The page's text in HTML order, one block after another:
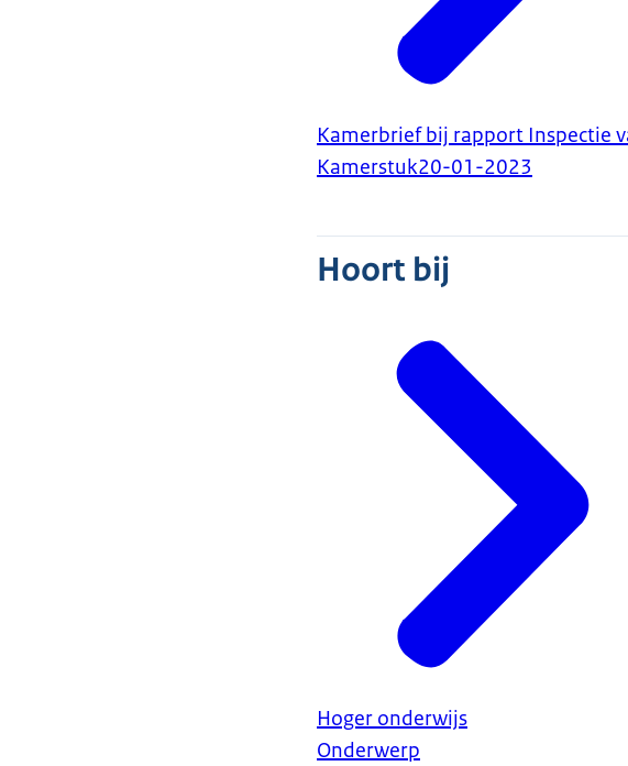
Kamerbrief bij rapport Inspectie
Kamerstuk20-01-2023
Hoort bij
Hoger onderwijs
Onderwerp